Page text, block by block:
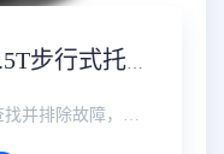
比亚迪叉车S15JW-S_1.5T步行式托盘堆垛车参数配置价格报价
维护方便CAN-BUS技术，方便查找并排除故障，多功能仪表可显示电量、小时数、故障维护等，直观方便。···